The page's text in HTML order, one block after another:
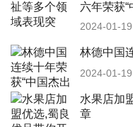
六年荣获“
2024-01-
林德中国
2024-01-
水果店加
章